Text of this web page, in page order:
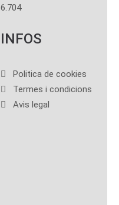
6.704
INFOS
Politica de cookies
Termes i condicions
Avis legal